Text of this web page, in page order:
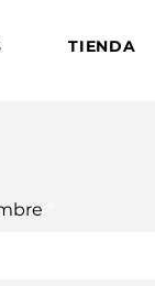
TIENDA